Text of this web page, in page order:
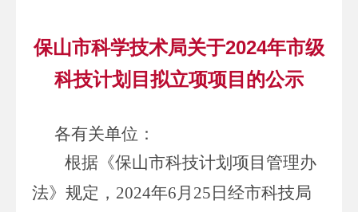
保山市科学技术局关于2024年市级
科技计划目拟立项项目的公示
各有关单位：
根据《保山市科技计划项目管理办
法》规定， 2024年6月 25 日经市科技局